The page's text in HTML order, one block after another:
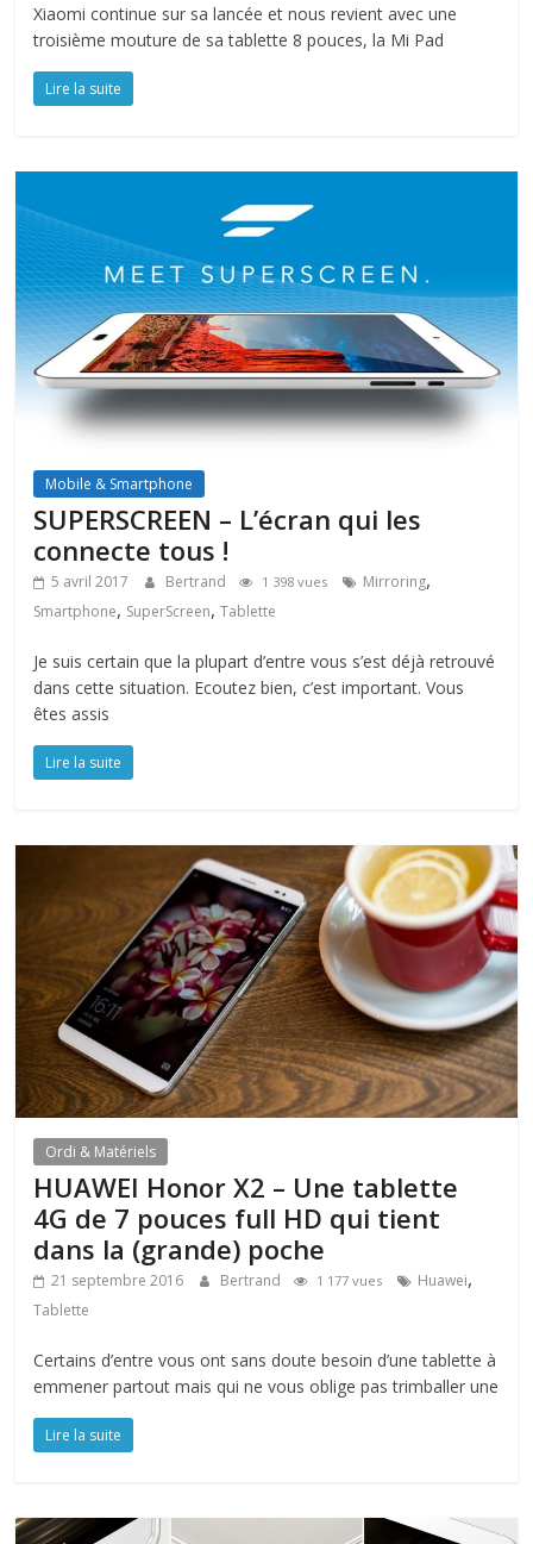
Xiaomi continue sur sa lancée et nous revient avec une
troisième mouture de sa tablette 8 pouces, la Mi Pad
Lire la suite
Mobile & Smartphone
SUPERSCREEN – L’écran qui les
connecte tous !
5 avril 2017 Bertrand 1 398 vues Mirroring,
Smartphone, SuperScreen,Tablette
Je suis certain que la plupart d’entre vous s’est déjà retrouvé
dans cette situation. Ecoutez bien, c’est important. Vous
êtes assis
Lire la suite
Ordi & Matériels
HUAWEI Honor X2 – Une tablette
4G de 7 pouces full HD qui tient
dans la (grande) poche
21 septembre 2016 Bertrand 1 177 vues Huawei,
Tablette
Certains d’entre vous ont sans doute besoin d’une tablette à
emmener partout mais qui ne vous oblige pas trimballer une
Lire la suite